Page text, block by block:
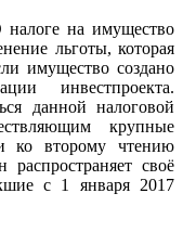
на имущество
льготы, которая
имущество создано
инвестпроекта.
данной налоговой
крупные
ко второму чтению
распространяет своё
с 1 января 2017